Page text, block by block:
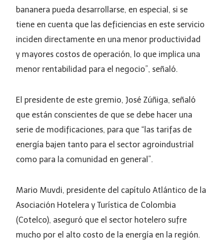
bananera pueda desarrollarse, en especial, si se
tiene en cuenta que las deficiencias en este servicio
inciden directamente en una menor productividad
y mayores costos de operación, lo que implica una
menor rentabilidad para el negocio”, señaló.
El presidente de este gremio, José Zúñiga, señaló
que están conscientes de que se debe hacer una
serie de modificaciones, para que “las tarifas de
energía bajen tanto para el sector agroindustrial
como para la comunidad en general”.
Mario Muvdi, presidente del capítulo Atlántico de la
Asociación Hotelera y Turística de Colombia
(Cotelco), aseguró que el sector hotelero sufre
mucho por el alto costo de la energía en la región.